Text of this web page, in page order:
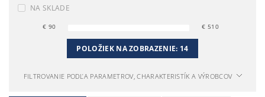
NA SKLADE
€ 90 € 510
POLOŽIEK NA ZOBRAZENIE: 14
FILTROVANIE PODĽA PARAMETROV, CHARAKTERISTÍK A VÝROBCOV